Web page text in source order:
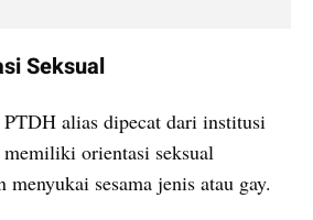
Seksual
alias dipecat dari institusi
orientasi seksual
menyukai sesama jenis atau gay.